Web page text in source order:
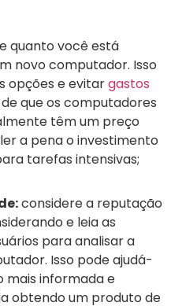
quanto você está
novo computador. Isso
opções e evitargastos
que os computadores
têm um preço
a pena o investimento
tarefas intensivas;
considere a reputação
e leia as
para analisar a
Isso pode ajudá-
mais informada e
obtendo um produto de